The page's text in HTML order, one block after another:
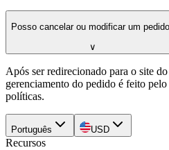
Posso cancelar ou modificar um
∨
Após ser redirecionado para o site
gerenciamento do pedido é feito
políticas.
Português USD
Recursos